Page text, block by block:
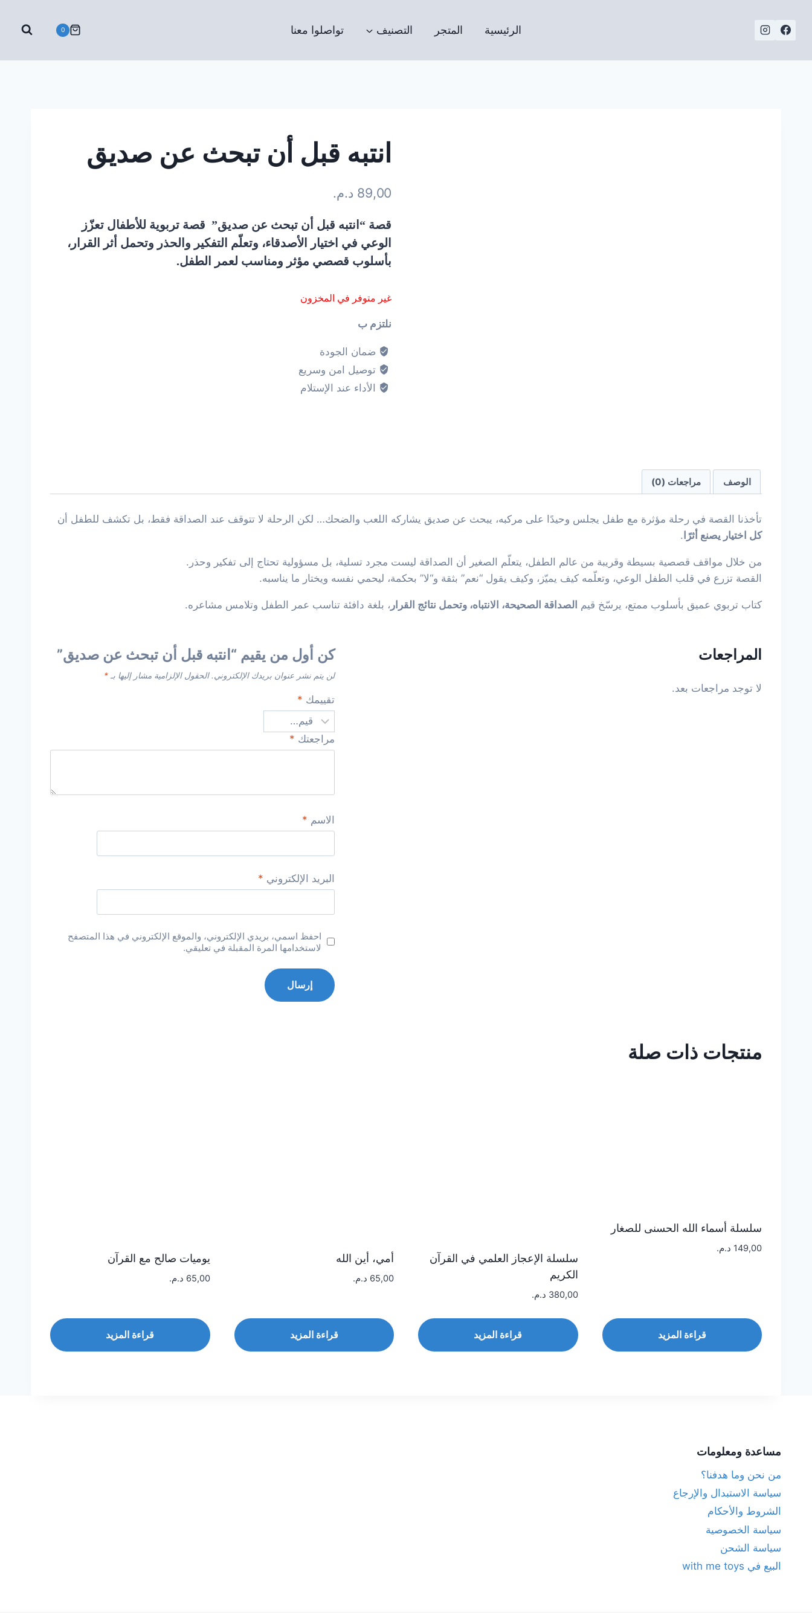
الرئيسية المتجر التصنيف تواصلوا معنا 0
انتبه قبل أن تبحث عن صديق
89,00 د.م.
قصة “انتبه قبل أن تبحث عن صديق” قصة تربوية للأطفال تعزّز
الوعي في اختيار الأصدقاء، وتعلّم التفكير والحذر وتحمل أثر القرار،
بأسلوب قصصي مؤثر ومناسب لعمر الطفل.
غير متوفر في المخزون
نلتزم ب
ضمان الجودة
توصيل امن وسريع
الأداء عند الإستلام
الوصف مراجعات (0)
تأخذنا القصة في رحلة مؤثرة مع طفل يجلس وحيدًا على مركبه، يبحث عن صديق يشاركه اللعب والضحك… لكن الرحلة لا تتوقف عند الصداقة فقط، بل تكشف للطفل أن
كل اختيار يصنع أثرًا.
من خلال مواقف قصصية بسيطة وقريبة من عالم الطفل، يتعلّم الصغير أن الصداقة ليست مجرد تسلية، بل مسؤولية تحتاج إلى تفكير وحذر.
القصة تزرع في قلب الطفل الوعي، وتعلّمه كيف يميّز، وكيف يقول “نعم” بثقة و“لا” بحكمة، ليحمي نفسه ويختار ما يناسبه.
كتاب تربوي عميق بأسلوب ممتع، يرسّخ قيم الصداقة الصحيحة، الانتباه، وتحمل نتائج القرار ، بلغة دافئة تناسب عمر الطفل وتلامس مشاعره.
المراجعات
لا توجد مراجعات بعد.
كن أول من يقيم “انتبه قبل أن تبحث عن صديق”
لن يتم نشر عنوان بريدك الإلكتروني. الحقول الإلزامية مشار إليها بـ *
تقييمك *
مراجعتك *
الاسم *
البريد الإلكتروني *
احفظ اسمي، بريدي الإلكتروني، والموقع الإلكتروني في هذا المتصفح
لاستخدامها المرة المقبلة في تعليقي.
منتجات ذات صلة
سلسلة أسماء الله الحسنى للصغار
149,00 د.م.
قراءة المزيد
سلسلة الإعجاز العلمي في القرآن
الكريم
380,00 د.م.
قراءة المزيد
أمي، أين الله
65,00 د.م.
قراءة المزيد
يوميات صالح مع القرآن
65,00 د.م.
قراءة المزيد
مساعدة ومعلومات
من نحن وما هدفنا؟
سياسة الاستبدال والإرجاع
الشروط والأحكام
سياسة الخصوصية
سياسة الشحن
البيع في with me toys